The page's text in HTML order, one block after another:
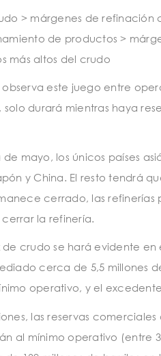
> márgenes de
de productos >
más altos del crudo
observa este juego entre
solo durará mientras haya
mayo, los únicos países
y China. El resto tendrá
cerrado, las
la refinería.
de crudo se hará evidente
cerca de 5,5 millones
operativo, y el
las reservas
al mínimo operativo (entre